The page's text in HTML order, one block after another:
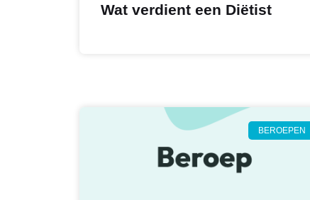
Wat verdient een Diëtist
BEROEPEN